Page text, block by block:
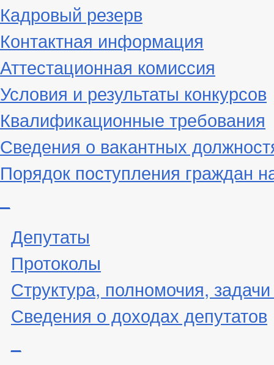
Кадровый резерв
Контактная информация
Аттестационная комиссия
Условия и результаты конкурсов
Квалификационные требования
Сведения о вакантных
Порядок поступления граждан
Депутаты
Протоколы
Структура, полномочия,
Сведения о доходах депутатов